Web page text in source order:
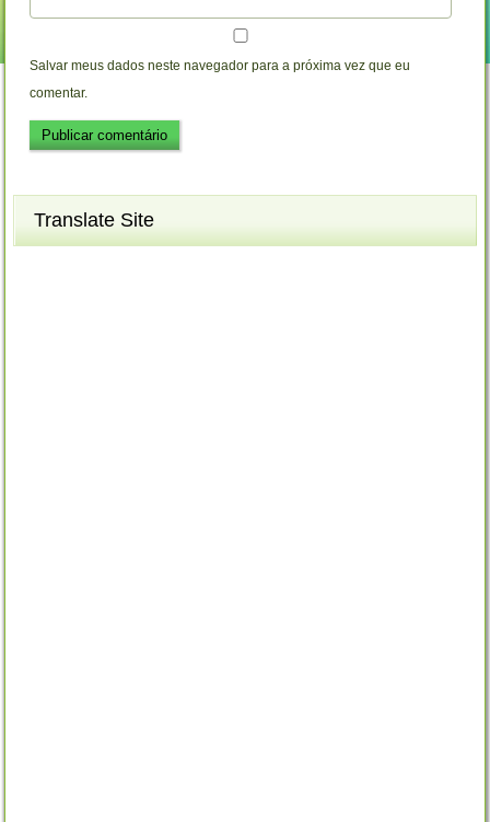
Salvar meus dados neste navegador para a próxima vez que eu
comentar.
Translate Site